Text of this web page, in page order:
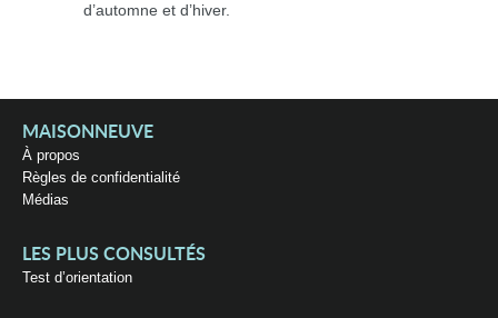
d’automne et d’hiver.
MAISONNEUVE
À propos
Règles de confidentialité
Médias
LES PLUS CONSULTÉS
Test d’orientation